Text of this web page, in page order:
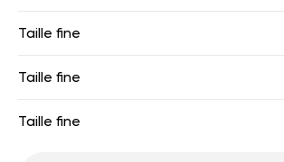
Taille fine
Taille fine
Taille fine